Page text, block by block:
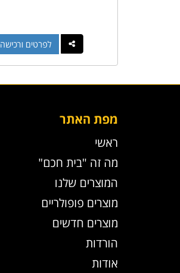
לפרטים ורכישה
מפת האתר
ראשי
מה זה "בית חכם"
המוצרים שלנו
מוצרים פופולריים
מוצרים חדשים
הורדות
אודות